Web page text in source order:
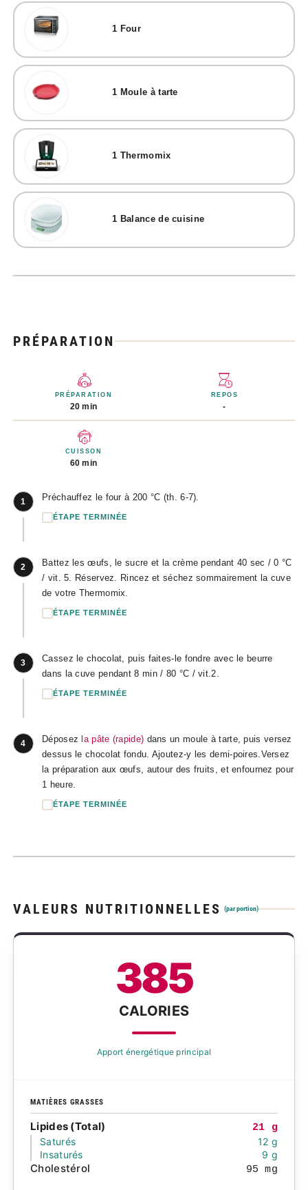
1 Four
1 Moule à tarte
1 Thermomix
1 Balance de cuisine
PRÉPARATION
PRÉPARATION
20 min
REPOS
-
CUISSON
60 min
1 Préchauffez le four à 200 °C (th. 6-7).
ÉTAPE TERMINÉE
2
Battez les œufs, le sucre et la crème pendant 40 sec / 0 °C
/ vit. 5. Réservez. Rincez et séchez sommairement la cuve
de votre Thermomix.
ÉTAPE TERMINÉE
3
Cassez le chocolat, puis faites-le fondre avec le beurre
dans la cuve pendant 8 min / 80 °C / vit.2.
ÉTAPE TERMINÉE
4 Déposezla pâte (rapide) dans un moule à tarte, puis versez
dessus le chocolat fondu. Ajoutez-y les demi-poires.Versez
la préparation aux œufs, autour des fruits, et enfournez pour
1 heure.
ÉTAPE TERMINÉE
VALEURS NUTRITIONNELLES (par portion)
385
CALORIES
Apport énergétique principal
MATIÈRES GRASSES
Lipides (Total)
21 g
Saturés
12 g
Insaturés
9 g
Cholestérol 95 mg